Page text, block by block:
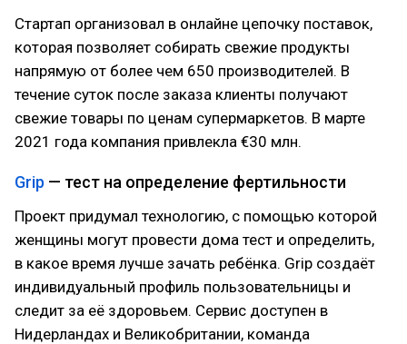
Стартап организовал в онлайне цепочку поставок,
которая позволяет собирать свежие продукты
напрямую от более чем 650 производителей. В
течение суток после заказа клиенты получают
свежие товары по ценам супермаркетов. В марте
2021 года компания привлекла €30 млн.
Grip — тест на определение фертильности
Проект придумал технологию, с помощью которой
женщины могут провести дома тест и определить,
в какое время лучше зачать ребёнка. Grip создаёт
индивидуальный профиль пользовательницы и
следит за её здоровьем. Сервис доступен в
Нидерландах и Великобритании, команда